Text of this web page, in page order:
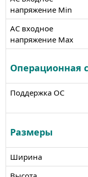
напряжение Min
AC входное
напряжение Max
Операционная
Поддержка ОС
Размеры
Ширина